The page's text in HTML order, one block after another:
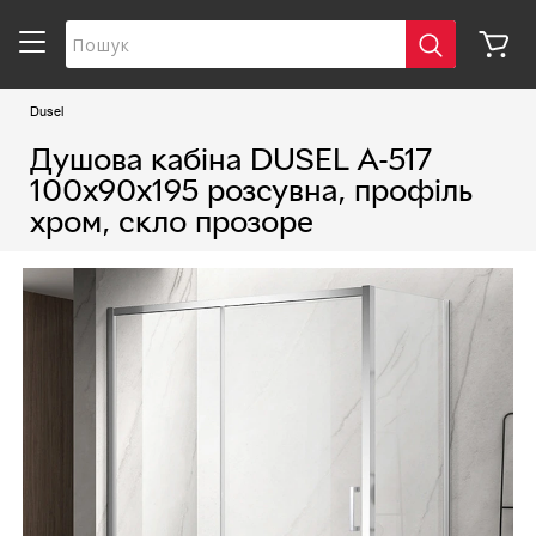
Dusel
Душова кабіна DUSEL A-517
100х90х195 розсувна, профіль
хром, скло прозоре